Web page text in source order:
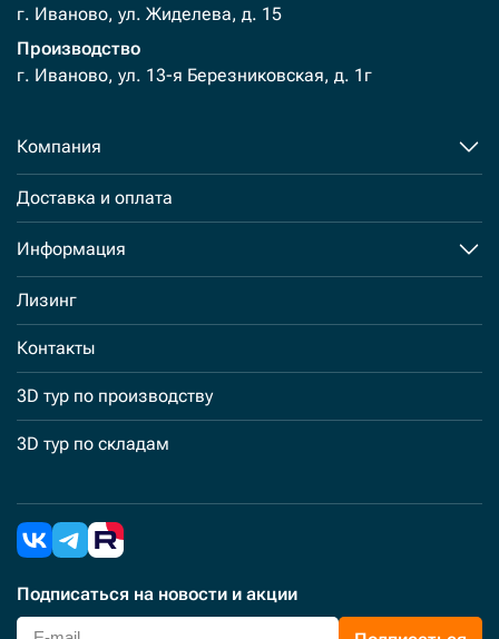
г. Иваново, ул. Жиделева, д. 15
Производство
г. Иваново, ул. 13-я Березниковская, д. 1г
Компания
Доставка и оплата
Информация
Лизинг
Контакты
3D тур по производству
3D тур по складам
Подписаться на новости и акции